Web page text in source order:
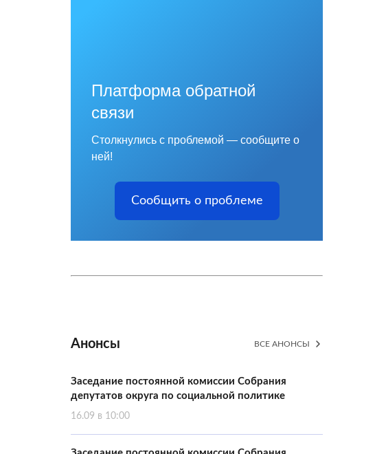
Платформа обратной
связи
Столкнулись с проблемой — сообщите о
ней!
Сообщить о проблеме
Анонсы ВСЕ АНОНСЫ
Заседание постоянной комиссии Собрания
депутатов округа по социальной политике
16.09 в 10:00